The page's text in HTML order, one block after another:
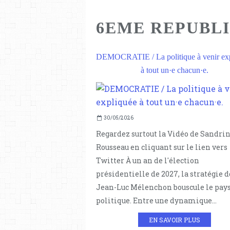
6EME
DEMOCRATIE / La politique à venir
à tout un·e chacun·e.
30/05/2026
Regardez surtout la Vidéo de
Rousseau en cliquant sur le lien vers
Twitter À un an de l'élection
présidentielle de 2027, la stratégie
Jean-Luc Mélenchon bouscule le
politique. Entre une dynamique...
EN SAVOIR PLUS